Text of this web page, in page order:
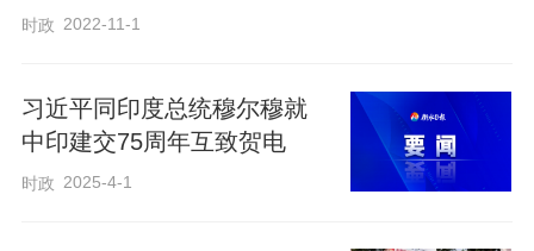
时政 2022-11-1
习近平同印度总统穆尔穆就
中印建交75周年互致贺电
时政 2025-4-1